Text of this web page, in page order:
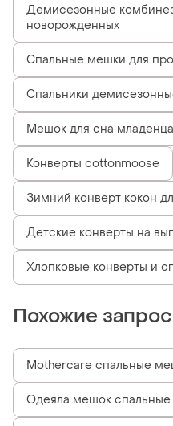
Демисезонные
новорожденных
Спальные мешки для
Спальники
Мешок для сна младенца
Конверты cottonmoose
Зимний конверт кокон
Детские конверты на
Хлопковые конверты и
Похожие
Mothercare спальные
Одеяла мешок спальные